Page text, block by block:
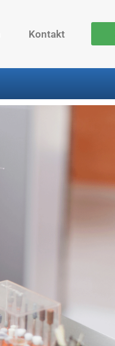
Kontakt